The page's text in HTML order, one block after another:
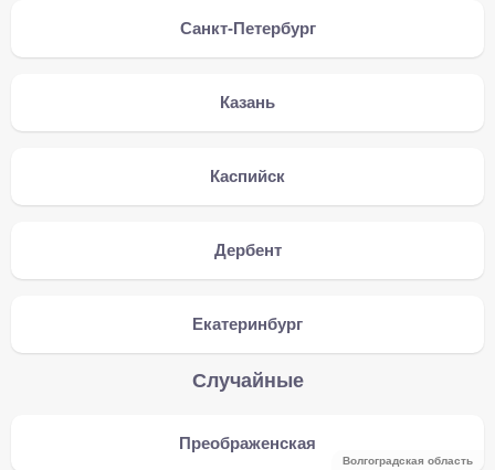
Санкт-Петербург
Казань
Каспийск
Дербент
Екатеринбург
Случайные
Преображенская
Волгоградская область